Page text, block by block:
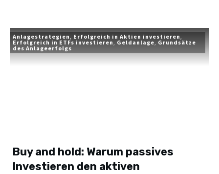
Anlagestrategien, Erfolgreich in Aktien investieren,
Erfolgreich in ETFs investieren, Geldanlage, Grundsätze
des Anlageerfolgs
Buy and hold: Warum passives
Investieren den aktiven